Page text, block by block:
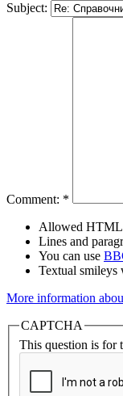
Subject:
Comment: *
Allowed HTML
Lines and
You can use
Textual smileys
More information
CAPTCHA
This question is for